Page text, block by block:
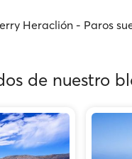
Heraclión - Paros
de nuestro